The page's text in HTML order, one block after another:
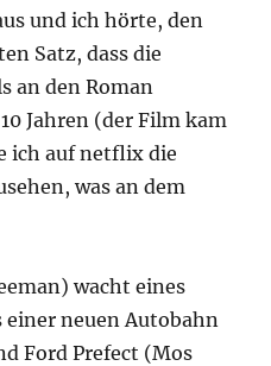
und ich hörte, den
Satz, dass die
an den Roman
Jahren (der Film kam
ich auf netflix die
was an dem
wacht eines
einer neuen Autobahn
Ford Prefect (Mos